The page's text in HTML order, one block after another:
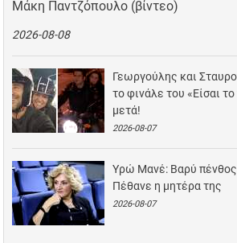
Μάκη Παντζόπουλο (βίντεο)
2026-08-08
Γεωργούλης και
το φινάλε του «Είσαι
μετά!
2026-08-07
Υρώ Μανέ: Βαρύ πένθος
Πέθανε η μητέρα της
2026-08-07